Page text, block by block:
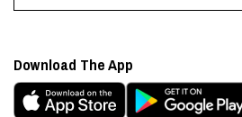
Download The App